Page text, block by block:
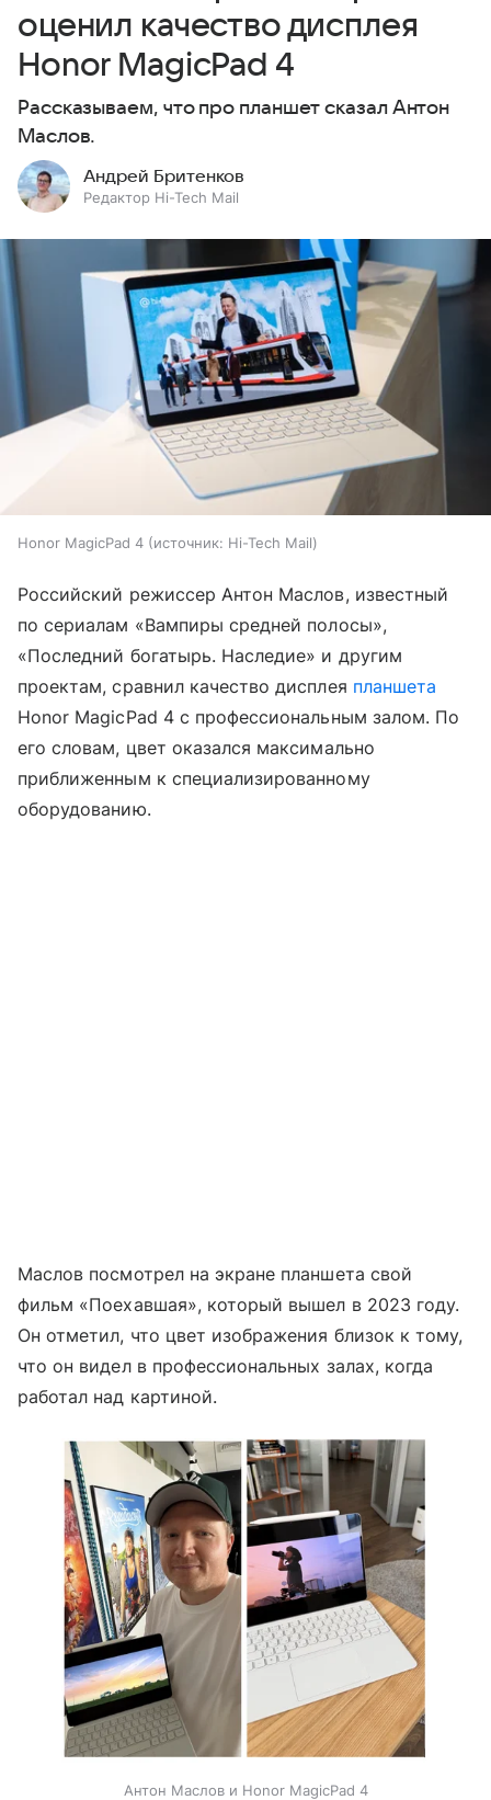
оценил качество дисплея
Honor MagicPad 4
Рассказываем, что про планшет сказал Антон
Маслов.
Андрей Бритенков
Редактор Hi-Tech Mail
Honor MagicPad 4 источник: Hi-Tech Mail
Российский режиссер Антон Маслов, известный
по сериалам «Вампиры средней полосы»,
«Последний богатырь. Наследие» и другим
проектам, сравнил качество дисплея планшета
Honor MagicPad 4 с профессиональным залом. По
его словам, цвет оказался максимально
приближенным к специализированному
оборудованию.
Маслов посмотрел на экране планшета свой
фильм «Поехавшая», который вышел в 2023 году.
Он отметил, что цвет изображения близок к тому,
что он видел в профессиональных залах, когда
работал над картиной.
Антон Маслов и Honor MagicPad 4